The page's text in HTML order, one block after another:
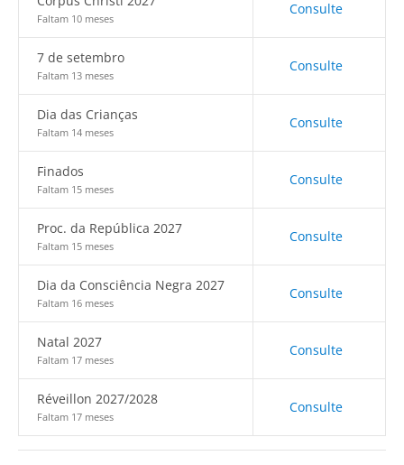
Faltam 10 meses
Consulte
7 de setembro
Faltam 13 meses
Consulte
Dia das Crianças
Faltam 14 meses
Consulte
Finados
Faltam 15 meses
Consulte
Proc. da República 2027
Faltam 15 meses
Consulte
Dia da Consciência Negra 2027
Faltam 16 meses
Consulte
Natal 2027
Faltam 17 meses
Consulte
Réveillon 2027/2028
Faltam 17 meses
Consulte